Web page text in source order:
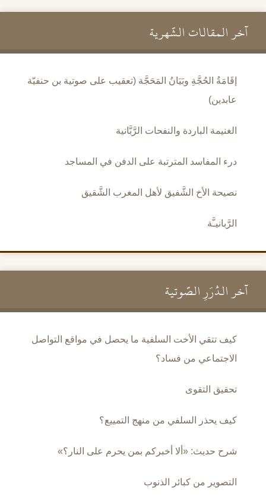
آخر المقالات الشَّهرية
إقَامَةُ الحُجَّةِ وبَيَانُ المَحَجَّة (تعقيب على صوتية بن حنفيّة
عابدين)
الغنيمة الباردة والنفحات الرَّبَّانية
درء المفاسد المترتبة على الدفن في المساجد
نصيحة الأخ الشَّفيق لأهل المغرب الشَّقيق
الرَّبانيـَّة
آخر الدُّرَرِ الصَّوتية
كيف تتقي الأخت السلفية ما يحصل في مواقع التواصل
الاجتماعي من فساد؟
تحقيق التقوى
كيف يحذر السلفي من منهج التمييع؟
شرح حديث: «ألا أخبركم بمن يحرم على النار؟»
التصوير من كبائر الذنوب